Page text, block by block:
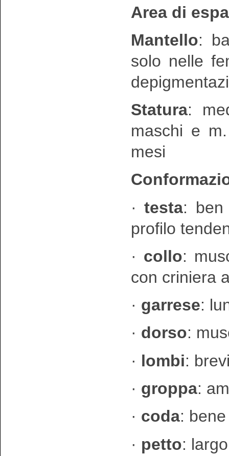
Area di
Mantello:
solo nelle
Statura:
maschi e
mesi
·testa: ben
profilo
· collo:
con criniera
· garrese:
· dorso:
· lombi:
· groppa:
· coda:
· petto: